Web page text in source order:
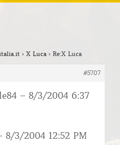
› X Luca › Re:X Luca
#5707
– 8/3/2004 6:37
8/3/2004 12:52 PM